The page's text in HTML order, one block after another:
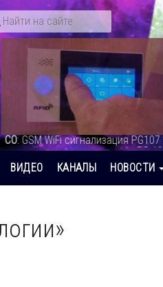
СО: GSM WiFi сигнализация
лучшей системы на сегодня.PG
System - видео
ВИДЕО
КАНАЛЫ НОВОСТИ